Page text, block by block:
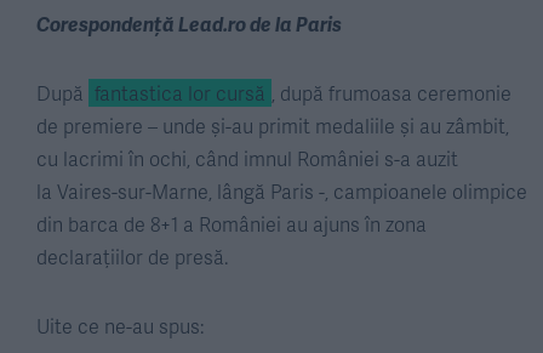
Corespondență Lead.ro de la Paris
După fantastica lor cursă , după frumoasa ceremonie
de premiere – unde și-au primit medaliile și au zâmbit,
cu lacrimi în ochi, când imnul României s-a auzit
la Vaires-sur-Marne, lângă Paris -, campioanele olimpice
din barca de 8+1 a României au ajuns în zona
declarațiilor de presă.
Uite ce ne-au spus: